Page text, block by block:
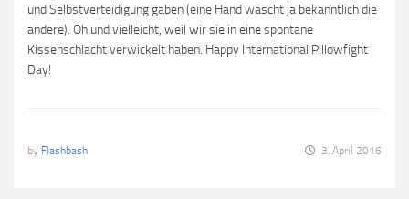
und Selbstverteidigung gaben (eine Hand wäscht ja bekanntlich die
andere). Oh und vielleicht, weil wir sie in eine spontane
Kissenschlacht verwickelt haben. Happy International Pillowfight
Day!
by Flashbash 3. April 2016